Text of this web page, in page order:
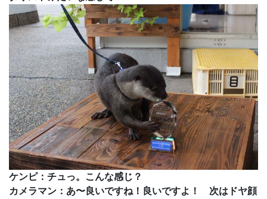
ケンピ：チュっ。こんな感じ？
カメラマン：あ〜良いですね！良いですよ！ 次はドヤ顔